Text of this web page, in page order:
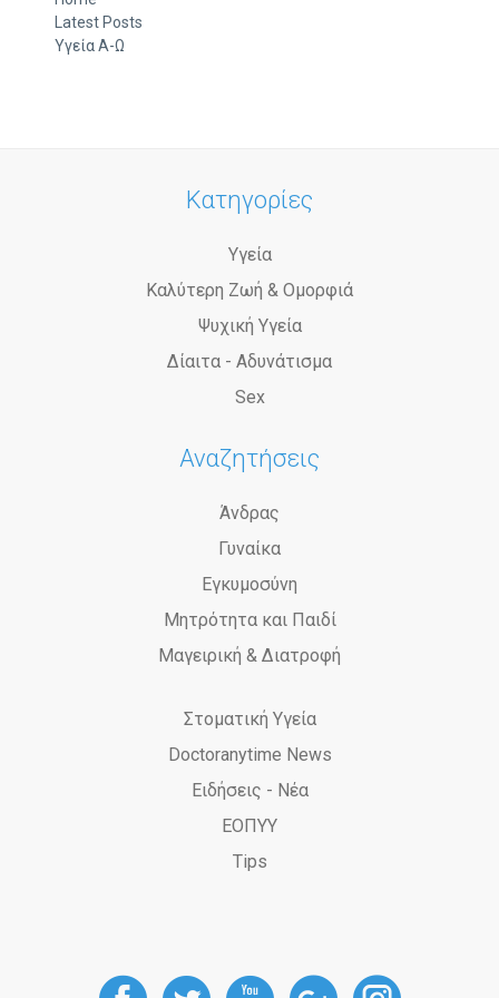
Latest Posts
Υγεία Α-Ω
Κατηγορίες
Υγεία
Καλύτερη Ζωή & Ομορφιά
Ψυχική Υγεία
Δίαιτα - Αδυνάτισμα
Sex
Αναζητήσεις
Άνδρας
Γυναίκα
Εγκυμοσύνη
Μητρότητα και Παιδί
Μαγειρική & Διατροφή
Στοματική Υγεία
Doctoranytime News
Ειδήσεις - Νέα
ΕΟΠΥΥ
Tips